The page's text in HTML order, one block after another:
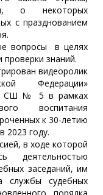
о некоторых
с празднованием
вопросы в целях
проверки знаний.
видеоролик
Федерации»
СШ № 5 в рамках
воспитания
к 30-летию
2023 году.
в ходе которой
деятельностью
заседаний, им
службы судебных